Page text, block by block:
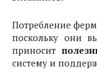
Потребление
поскольку они
приносит
систему и